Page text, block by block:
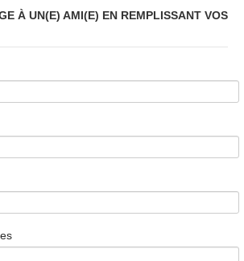
À UN(E) AMI(E) EN REMPLISSANT VOS